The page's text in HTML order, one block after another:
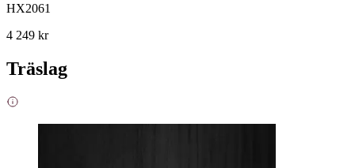
HX2061
4 249 kr
Träslag